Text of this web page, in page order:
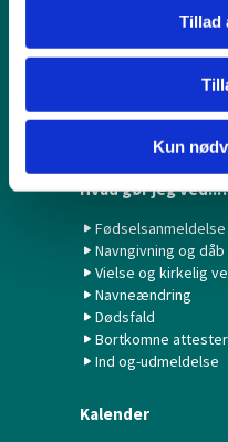
Tillad
Kun
Børn & Unge
Konfirmation/
Minikonfirmander
Hvad gør jeg ved...?
Fødselsanmeldelse
Navngivning og dåb
Vielse og kirkelig
Navneændring
Dødsfald
Bortkomne attester
Ind og-udmeldelse
Kalender